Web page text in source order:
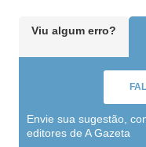
Viu algum erro?
Envie sua sugestão,
editores de A Gazeta